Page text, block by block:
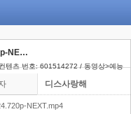
우리동네 야구대장.E07.260524.720p-NEXT
텐츠 번호: 601514272 / 동영상>예능
디스사랑해
NEXT.mp4